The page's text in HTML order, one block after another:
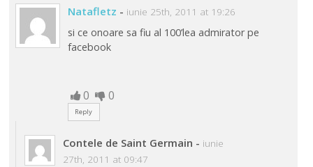
Natafletz - iunie 25th, 2011 at 19:26
si ce onoare sa fiu al 100’lea admirator pe
facebook
0 0
Reply
Contele de Saint Germain - iunie
27th, 2011 at 09:47